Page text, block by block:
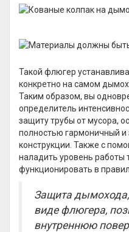
Такой флюгер
конкретно на самом
Таким образом, вы
определитель
защиту трубы от мусора,
полностью гармоничный
конструкции. Также с
наладить уровень работы
функционировать в
Защита
виде флюгера,
внутреннюю